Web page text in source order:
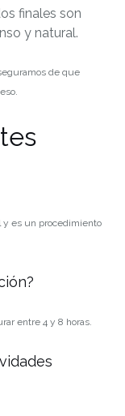
finales son
y natural.
de que
y es un procedimiento
entre 4 y 8 horas.